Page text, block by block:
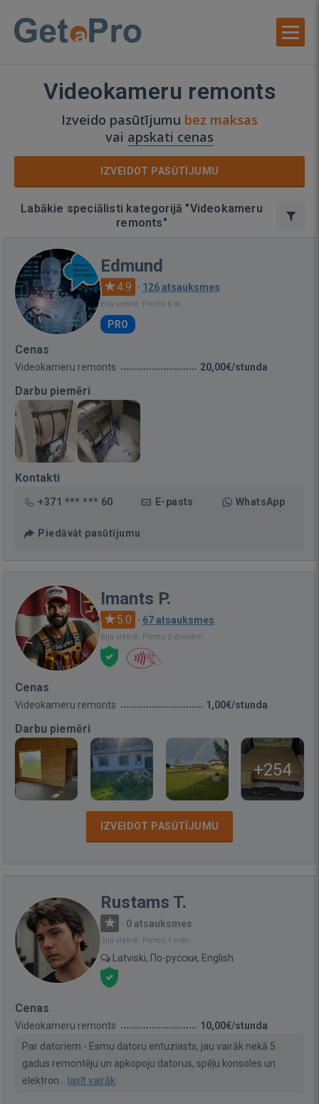
Videokameru remonts
Izveido pasūtījumu bez maksas
vai apskati cenas
IZVEIDOT PASŪTĪJUMU
Labākie speciālisti kategorijā "Videokameru
remonts"
Edmund
4.9 · 126 atsauksmes
Bija vietnē: Pirms 6 st.
PRO
Cenas
Videokameru remonts 20,00€/stunda
Darbu piemēri
Kontakti
+371 *** *** 60 E-pasts WhatsApp
Piedāvāt pasūtījumu
Imants P.
5.0 · 67 atsauksmes
Bija vietnē: Pirms 2 dienām
Cenas
Videokameru remonts 1,00€/stunda
Darbu piemēri
+254
IZVEIDOT PASŪTĪJUMU
Rustams T.
· 0 atsauksmes
Bija vietnē: Pirms 1 mēn.
Latviski, По-русски, English
Cenas
Videokameru remonts
10,00€/stunda
Par datoriem - Esmu datoru entuziasts, jau vairāk nekā 5
gadus remontēju un apkopoju datorus, spēļu konsoles un
elektron...
lasīt vairāk